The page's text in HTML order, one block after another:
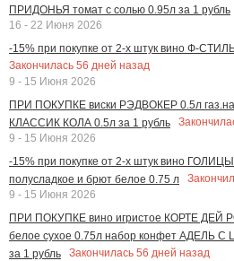
ПРИДОНЬЯ томат с солью 0.95л за 1 рубль
16 - 22 Июня 2026
-15% при покупке от 2-х штук вино Ф-
Закончилась 56 дней назад
9 - 15 Июня 2026
ПРИ ПОКУПКЕ виски РЭДВОКЕР 0.5л
КЛАССИК КОЛА 0.5л за 1 рубль
9 - 15 Июня 2026
-15% при покупке от 2-х штук вино
полусладкое и брют белое 0.75 л
9 - 15 Июня 2026
ПРИ ПОКУПКЕ вино игристое КОРТЕ
белое сухое 0.75л набор конфет АДЕЛЬ
за 1 рубль
Закончилась 56 дней назад